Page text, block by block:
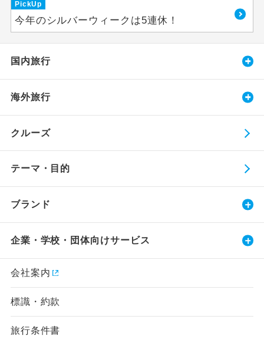
PickUp
今年のシルバーウィークは5連休！
国内旅行
海外旅行
クルーズ
テーマ・目的
ブランド
企業・学校・団体向けサービス
会社案内
標識・約款
旅行条件書